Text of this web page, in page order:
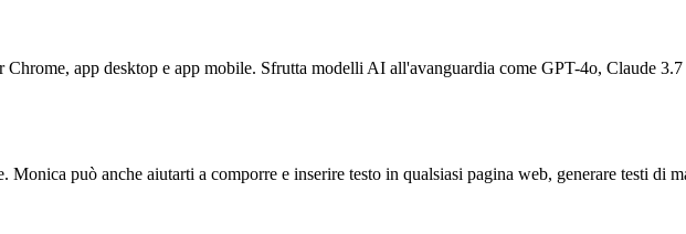
app desktop e app mobile. Sfrutta modelli AI all'avanguardia come GPT-4o, Claude
può anche aiutarti a comporre e inserire testo in qualsiasi pagina web, generare testi di